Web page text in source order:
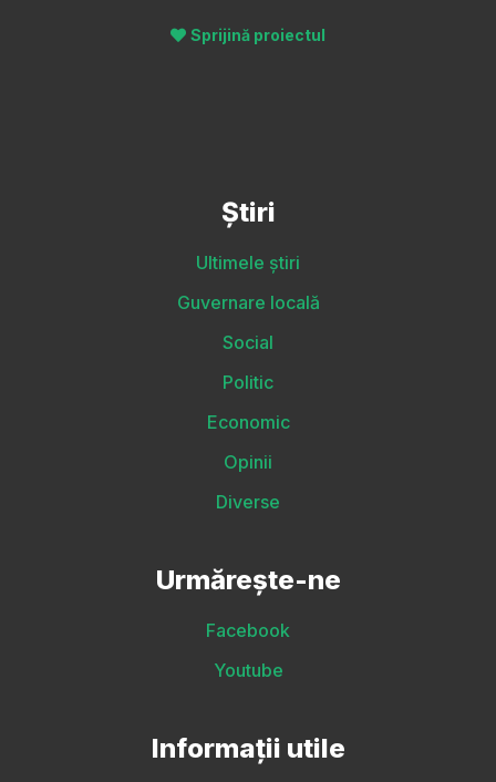
Sprijină proiectul
Știri
Ultimele știri
Guvernare locală
Social
Politic
Economic
Opinii
Diverse
Urmărește-ne
Facebook
Youtube
Informații utile